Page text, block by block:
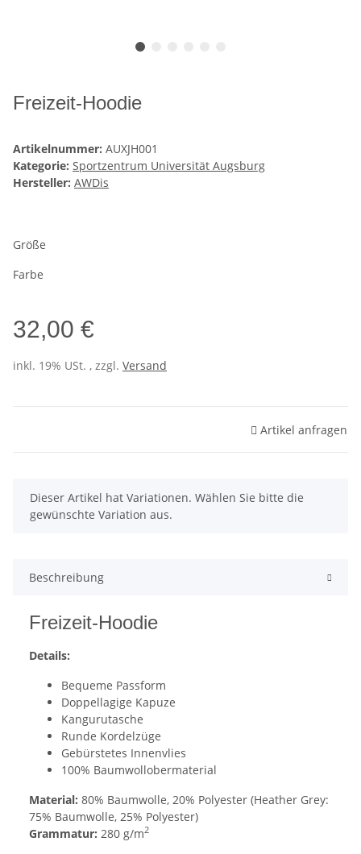
Freizeit-Hoodie
Artikelnummer: AUXJH001
Kategorie: Sportzentrum Universität Augsburg
Hersteller: AWDis
Größe
Farbe
32,00 €
inkl. 19% USt. , zzgl. Versand
Artikel anfragen
x
Dieser Artikel hat Variationen. Wählen Sie bitte die
gewünschte Variation aus.
Beschreibung
Freizeit-Hoodie
Details:
Bequeme Passform
Doppellagige Kapuze
Kangurutasche
Runde Kordelzüge
Gebürstetes Innenvlies
100% Baumwollobermaterial
Material: 80% Baumwolle, 20% Polyester (Heather Grey:
75% Baumwolle, 25% Polyester)
Grammatur: 280 g/m2